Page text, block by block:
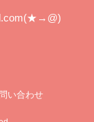
い合わせ